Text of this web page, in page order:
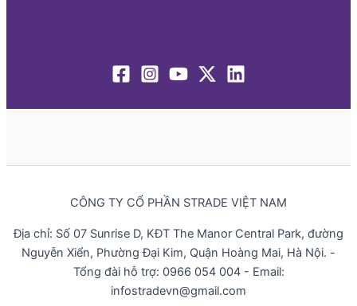
CÔNG TY CỔ PHẦN STRADE VIỆT NAM
Địa chỉ: Số 07 Sunrise D, KĐT The Manor Central Park, đường
Nguyễn Xiển, Phường Đại Kim, Quận Hoàng Mai, Hà Nội. -
Tổng đài hỗ trợ: 0966 054 004 - Email:
infostradevn@gmail.com